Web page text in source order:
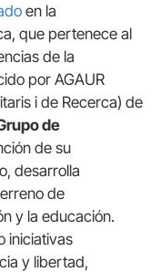
en la
que pertenece al
de la
por AGAUR
i de Recerca) de
de
de su
desarrolla
de
y la educación.
iniciativas
y libertad,